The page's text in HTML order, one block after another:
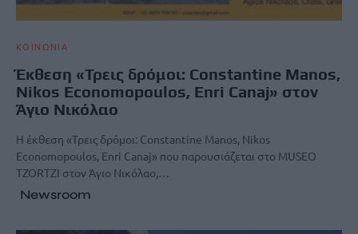
ΚΟΙΝΩΝΙΑ
Έκθεση «Τρεις δρόμοι: Constantine Manos,
Nikos Economopoulos, Enri Canaj» στον
Άγιο Νικόλαο
Η έκθεση «Τρεις δρόμοι: Constantine Manos, Nikos
Economopoulos, Enri Canaj» που παρουσιάζεται στο MUSEO
TZORTZI στον Άγιο Νικόλαο,…
Newsroom